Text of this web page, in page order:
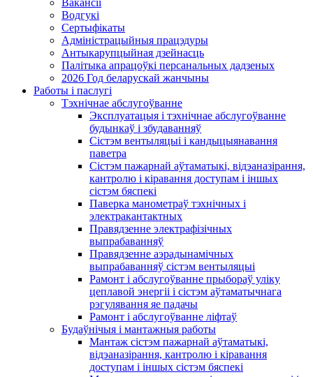
Вакансіі
Водгукі
Сертыфікаты
Адміністрацыйныя працэдуры
Антыкарупцыйная дзейнасць
Палітыка апрацоўкі персанальных дадзеных
2026 Год беларускай жанчыны
Работы і паслугі
Тэхнічнае абслугоўванне
Эксплуатацыя і тэхнічнае абслугоўванне
будынкаў і збудаванняў
Сістэм вентыляцыі і кандыцыянавання
паветра
Сістэм пажарнай аўтаматыкі, відэаназірання,
кантролю і кіравання доступам і іншых
сістэм бяспекі
Паверка манометраў тэхнічных і
электракантактных
Правядзенне электрафізічных
выпрабаванняў
Правядзенне аэрадынамічных
выпрабаванняў сістэм вентыляцыі
Рамонт і абслугоўванне прыбораў уліку
цеплавой энергіі і сістэм аўтаматычнага
рэгулявання яе падачы
Рамонт і абслугоўванне ліфтаў
Будаўнічыя і мантажныя работы
Мантаж сістэм пажарнай аўтаматыкі,
відэаназірання, кантролю і кіравання
доступам і іншых сістэм бяспекі